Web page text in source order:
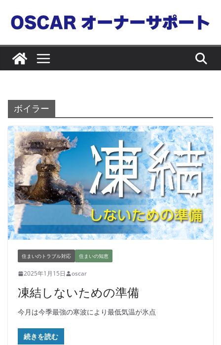
ン
ボイラー
住まいのトラブル対応 住まいの知恵
2025年1月15日 oscar
凍結しないための準備
今月は今季最強の寒波により最低気温が氷点
続きを読む